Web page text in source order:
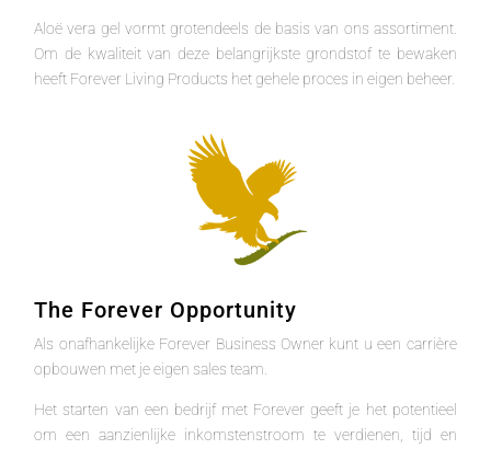
Aloë vera gel vormt grotendeels de basis van ons assortiment.
Om de kwaliteit van deze belangrijkste grondstof te bewaken
heeft Forever Living Products het gehele proces in eigen beheer.
The Forever Opportunity
Als onafhankelijke Forever Business Owner kunt u een carrière
opbouwen met je eigen sales team.
Het starten van een bedrijf met Forever geeft je het potentieel
om een aanzienlijke inkomstenstroom te verdienen, tijd en